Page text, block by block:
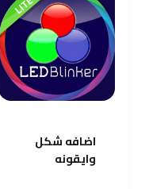
اضافه شكل
وايقونه